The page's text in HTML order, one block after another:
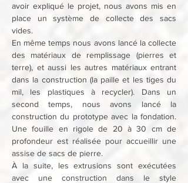
avoir expliqué le projet, nous avons mis en
place un système de collecte des sacs
vides.
En même temps nous avons lancé la collecte
des matériaux de remplissage (pierres et
terre), et aussi les autres matériaux entrant
dans la construction (la paille et les tiges du
mil, les plastiques à recycler). Dans un
second temps, nous avons lancé la
construction du prototype avec la fondation.
Une fouille en rigole de 20 à 30 cm de
profondeur est réalisée pour accueillir une
assise de sacs de pierre.
À la suite, les extrusions sont exécutées
avec une construction dans le style